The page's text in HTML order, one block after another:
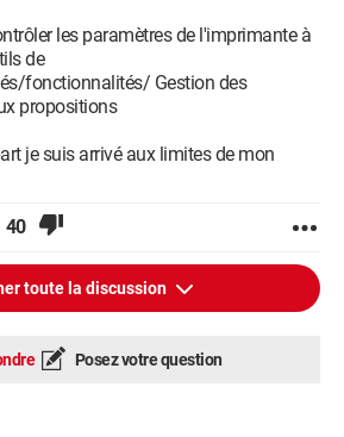
les paramètres de l'imprimante à
de
fonctionnalités/ Gestion des
propositions
je suis arrivé aux limites de mon
40
toute la discussion
Posez votre question